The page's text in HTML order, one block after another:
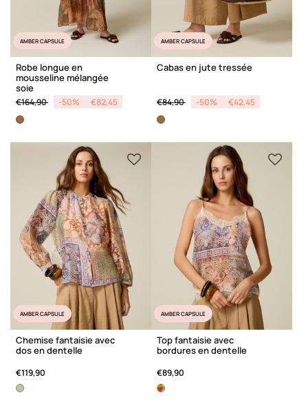
AMBER CAPSULE
Robe longue en
mousseline mélangée
soie
Price reduced from
€164,90 to -50% €82,45
AMBER CAPSULE
Cabas en jute tressée
Price reduced from
€84,90 to -50% €42,45
AMBER CAPSULE
Chemise fantaisie avec
dos en dentelle
€119,90
AMBER CAPSULE
Top fantaisie avec
bordures en dentelle
€89,90